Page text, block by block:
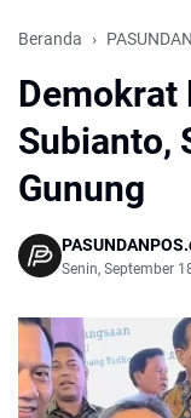
Beranda
Demokrat
Subianto,
Gunung
Senin, September